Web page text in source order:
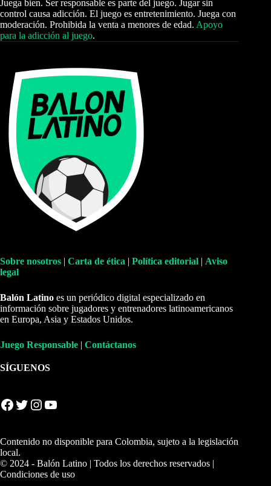
Juega bien. Ser responsable es parte del juego. Jugar sin
control causa adicción. El juego es entretenimiento. Juega con
moderación. Prohibida la venta a menores de edad. Apoyo
para la adicción al juego.
Sobre nosotros | Carta de ética | Política editorial | Aviso
legal
Balón Latino es un periódico digital especializado en
información sobre jugadores y entrenadores latinoamericanos
en Europa, Asia y Estados Unidos.
Juego Responsable | Contáctanos
SÍGUENOS
Facebook Twitter Instagram YouTube
Contenido no disponible para Colombia, sujeto a la legislación
local.
© 2024 - Balón Latino | Todos los derechos reservados |
Condiciones de uso